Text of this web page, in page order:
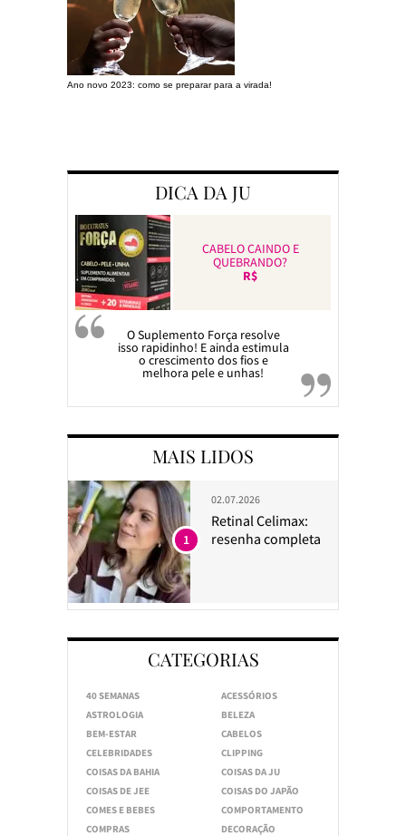
Ano novo 2023: como se preparar para a virada!
DICA DA JU
CABELO CAINDO E
QUEBRANDO?
R$
O Suplemento Força resolve
isso rapidinho! E ainda estimula
o crescimento dos fios e
melhora pele e unhas!
MAIS LIDOS
02.07.2026
Retinal Celimax:
resenha completa
1
CATEGORIAS
40 SEMANAS
ACESSÓRIOS
ASTROLOGIA
BELEZA
BEM-ESTAR
CABELOS
CELEBRIDADES
CLIPPING
COISAS DA BAHIA
COISAS DA JU
COISAS DE JEE
COISAS DO JAPÃO
COMES E BEBES
COMPORTAMENTO
COMPRAS
DECORAÇÃO